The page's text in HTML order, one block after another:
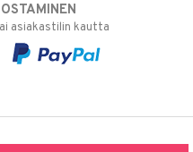
asiakastilin kautta